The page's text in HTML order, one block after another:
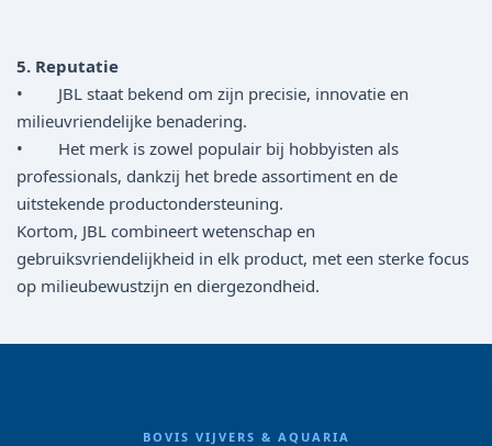
5. Reputatie
• JBL staat bekend om zijn precisie, innovatie en
milieuvriendelijke benadering.
• Het merk is zowel populair bij hobbyisten als
professionals, dankzij het brede assortiment en de
uitstekende productondersteuning.
Kortom, JBL combineert wetenschap en
gebruiksvriendelijkheid in elk product, met een sterke focus
op milieubewustzijn en diergezondheid.
BOVIS VIJVERS & AQUARIA